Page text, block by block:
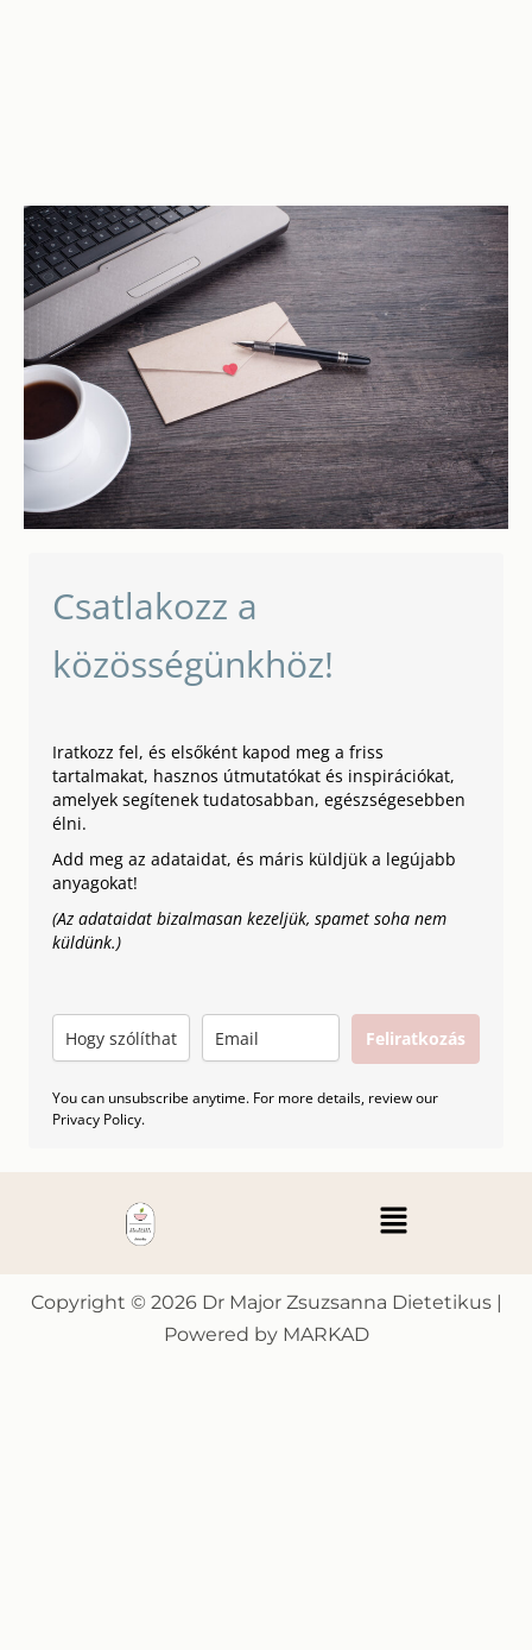
Csatlakozz a
közösségünkhöz!
Iratkozz fel, és elsőként kapod meg a friss
tartalmakat, hasznos útmutatókat és inspirációkat,
amelyek segítenek tudatosabban, egészségesebben
élni.
Add meg az adataidat, és máris küldjük a legújabb
anyagokat!
(Az adataidat bizalmasan kezeljük, spamet soha nem
küldünk.)
Feliratkozás
You can unsubscribe anytime. For more details, review our
Privacy Policy.
Menu
Copyright © 2026 Dr Major Zsuzsanna Dietetikus |
Powered by MARKAD